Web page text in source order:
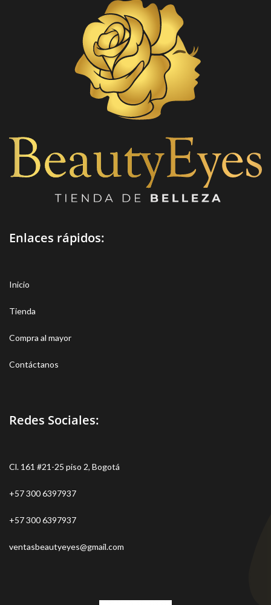
Enlaces rápidos:
Inicio
Tienda
Compra al mayor
Contáctanos
Redes Sociales:
Cl. 161 #21-25 piso 2, Bogotá
+57 300 6397937
+57 300 6397937
ventasbeautyeyes@gmail.com